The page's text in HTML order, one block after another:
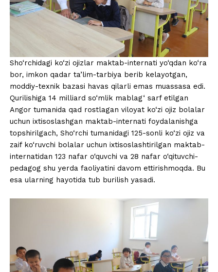
Sho‘rchidagi ko‘zi ojizlar maktab-internati yo‘qdan ko‘ra
bor, imkon qadar ta’lim-tarbiya berib kelayotgan,
moddiy-texnik bazasi havas qilarli emas muassasa edi.
Qurilishiga 14 milliard so‘mlik mablag‘ sarf etilgan
Angor tumanida qad rostlagan viloyat ko‘zi ojiz bolalar
uchun ixtisoslashgan maktab-internati foydalanishga
topshirilgach, Sho‘rchi tumanidagi 125-sonli ko‘zi ojiz va
zaif ko‘ruvchi bolalar uchun ixtisoslashtirilgan maktab-
internatidan 123 nafar o‘quvchi va 28 nafar o‘qituvchi-
pedagog shu yerda faoliyatini davom ettirishmoqda. Bu
esa ularning hayotida tub burilish yasadi.